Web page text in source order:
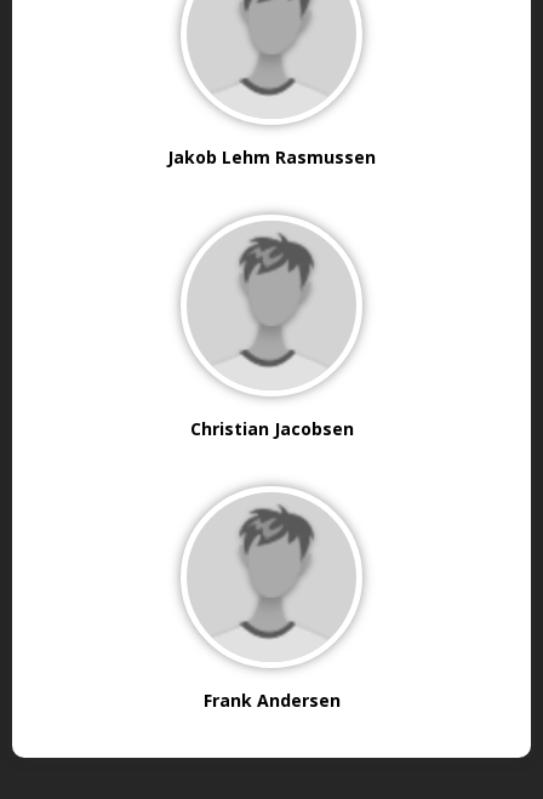
Jakob Lehm Rasmussen
Christian Jacobsen
Frank Andersen